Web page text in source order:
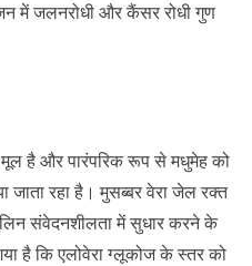
में जलनरोधी और कैंसर रोधी गुण
मूल है और पारंपरिक रूप से मधुमेह को
जाता रहा है। मुसब्बर वेरा जेल रक्त
संवेदनशीलता में सुधार करने के
है कि एलोवेरा ग्लूकोज के स्तर को